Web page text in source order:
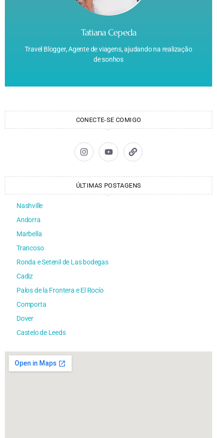
Tatiana Cepeda
Travel Blogger, Agente de viagens, ajudando na realização
de sonhos
CONECTE-SE COMIGO
ÚLTIMAS POSTAGENS
Nashville
Andorra
Marbella
Trancoso
Ronda e Setenil de Las bodegas
Cadiz
Palos de la Frontera e El Rocío
Comporta
Dover
Castelo de Leeds